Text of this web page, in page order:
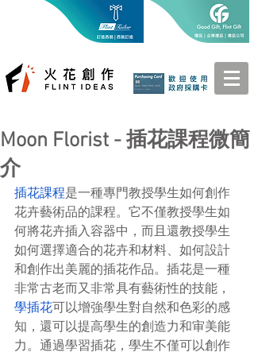
Moon Florist - 插花課程微簡
介
插花課程是一種專門教授學生如何創作
花卉藝術品的課程。它不僅教授學生如
何將花卉插入容器中，而且還教授學生
如何選擇適合的花卉和材料、如何設計
和創作出美麗的插花作品。插花是一種
非常古老而又非常具有藝術性的技能，
學插花可以增強學生對自然和色彩的感
知，還可以提高學生的創造力和审美能
力。通過學習插花，學生不僅可以創作